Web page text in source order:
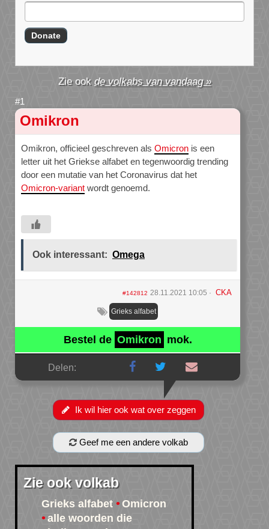
de volkabs van vandaag »
Omikron
Omikron, officieel geschreven als Omicron is een
letter uit het Griekse alfabet en tegenwoordig trending
door een mutatie van het Coronavirus dat het
Omicron-variant wordt genoemd.
Ook interessant: Omega
#142812 28.11.2021 10:05 CKA
Grieks alfabet
Bestel de Omikron mok.
Delen:
Ik wil hier ook wat over zeggen
Geef me een andere volkab
Zie ook volkab
Grieks alfabet
Omicron
alle woorden die